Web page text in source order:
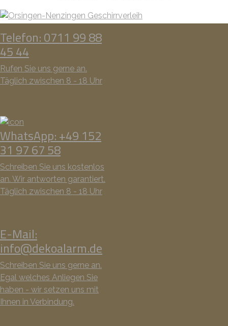
Telefon: 0711 99 88
45 44
Rufen Sie uns gerne an.
Täglich zwischen 8 - 18 Uhr
WhatsApp: +49 152
31 97 67 58
Schreiben Sie uns kostenlos
an. Wir antworten garantiert.
Täglich zwischen 8 - 18 Uhr
E-Mail:
info@dekoalarm.de
Schreiben Sie uns gerne an.
Egal welches Anliegen Sie
haben - wir setzen uns mit
Ihnen in Verbindung.